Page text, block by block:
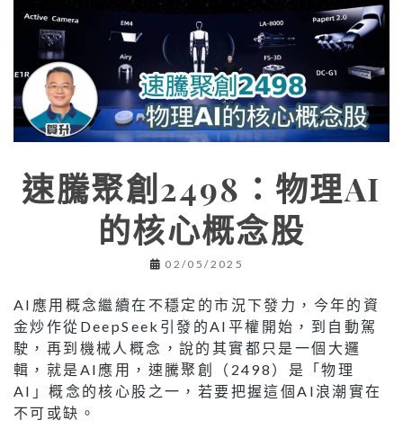
速騰聚創2498：物理AI
的核心概念股
02/05/2025
AI應用概念繼續在不穩定的市況下發力，今年的資
金炒作從DeepSeek引發的AI平權開始，到自動駕
駛，再到機械人概念，說的其實都只是一個大邏
輯，就是AI應用，速騰聚創（2498）是「物理
AI」概念的核心股之一，若要把握這個AI浪潮實在
不可或缺。